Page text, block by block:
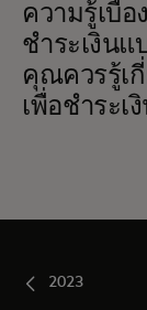
ความรู้เบื้อ
ชำระเงินแ
คุณควรรู้เ
เพื่อชำระเ
2023